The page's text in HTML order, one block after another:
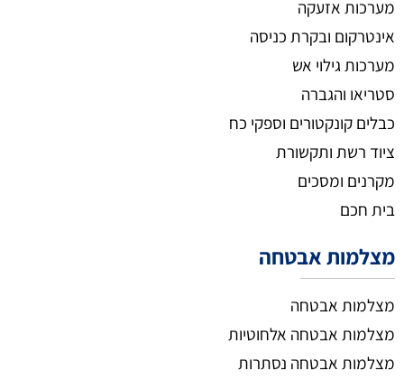
מערכות אזעקה
אינטרקום ובקרת כניסה
מערכות גילוי אש
סטריאו והגברה
כבלים קונקטורים וספקי כח
ציוד רשת ותקשורת
מקרנים ומסכים
בית חכם
מצלמות אבטחה
מצלמות אבטחה
מצלמות אבטחה אלחוטיות
מצלמות אבטחה נסתרות